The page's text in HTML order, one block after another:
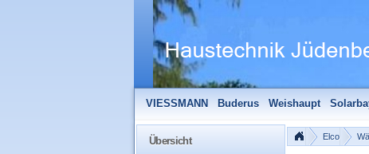
VIESSMANN Buderus Weishaupt
Solarfocus
Wolf Pelletmaulwurf + Zubehör
Übersicht Elco